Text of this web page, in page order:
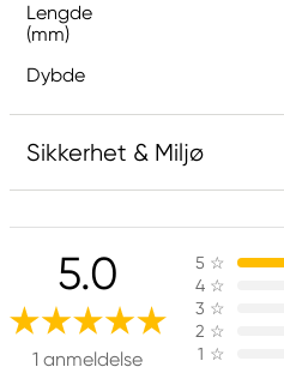
Lengde
(mm)
Dybde
Sikkerhet & Miljø
Ansvarlig EU
G1 Galleriet
Galleri1 AB
Ringvägen 40
614 31 Söderköping, Sweden
5.0
1 anmeldelse
5 ☆
4 ☆
3 ☆
2 ☆
1 ☆